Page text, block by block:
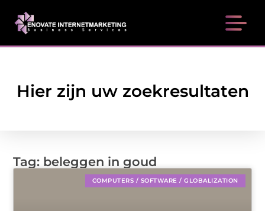
Hier zijn uw zoekresultaten
Tag: beleggen in goud
COMPUTERS / SOFTWARE / GLOBALIZATION